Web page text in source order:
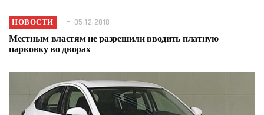
НОВОСТИ 05.12.2018
Местным властям не разрешили вводить платную
парковку во дворах